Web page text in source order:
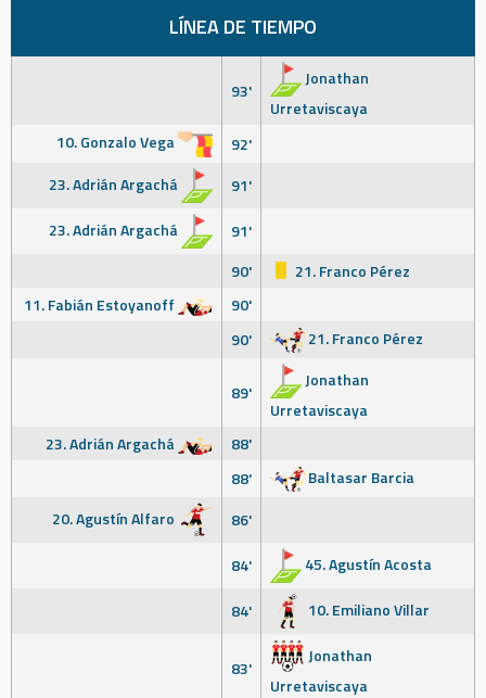
LÍNEA DE TIEMPO
93'
Jonathan
Urretaviscaya
10. Gonzalo Vega
92'
23. Adrián Argachá
91'
23. Adrián Argachá
91'
90'
21. Franco Pérez
11. Fabián Estoyanoff
90'
90'
21. Franco Pérez
89'
Jonathan
Urretaviscaya
23. Adrián Argachá
88'
88'
Baltasar Barcia
20. Agustín Alfaro
86'
84'
45. Agustín Acosta
84' 10. Emiliano Villar
83'
Jonathan
Urretaviscaya